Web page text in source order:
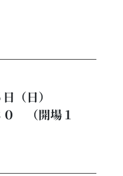
（日）
０ （開場１